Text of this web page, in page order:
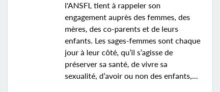
l'ANSFL tient à rappeler son
engagement auprès des femmes, des
mères, des co-parents et de leurs
enfants. Les sages-femmes sont chaque
jour à leur côté, qu’il s’agisse de
préserver sa santé, de vivre sa
sexualité, d’avoir ou non des enfants,...